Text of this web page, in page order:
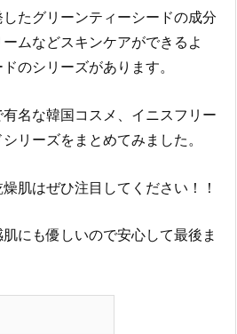
たグリーンティーシードの成分
ムなどスキンケアができるよ
のシリーズがあります。
名な韓国コスメ、イニスフリー
リーズをまとめてみました。
肌はぜひ注目してください！！
にも優しいので安心して最後ま